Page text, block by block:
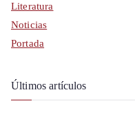
Literatura
Noticias
Portada
Últimos artículos